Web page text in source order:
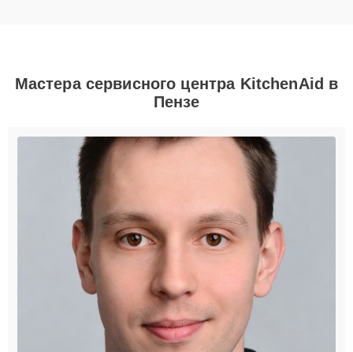
Мастера сервисного центра KitchenAid в
Пензе